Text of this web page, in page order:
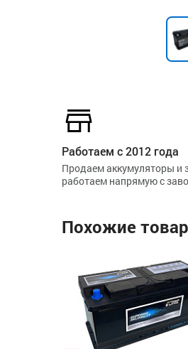
Работаем с 2012 года
Продаем аккумуляторы и
работаем напрямую с
Похожие